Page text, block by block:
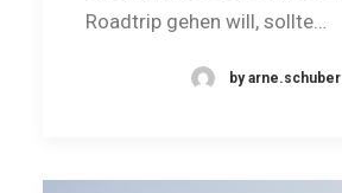
Roadtrip gehen will, sollte…
by arne.schuber